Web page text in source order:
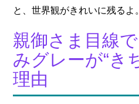
と、世界観がきれいに残るよ。
親御さま目線
みグレーが“き
理由